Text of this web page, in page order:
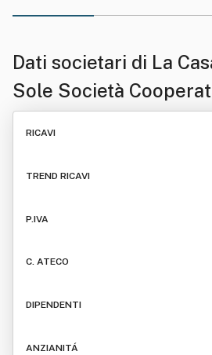
Dati societari di La
Sole Società
R.l.
RICAVI
TREND RICAVI
P.IVA
C. ATECO
DIPENDENTI
ANZIANITÁ